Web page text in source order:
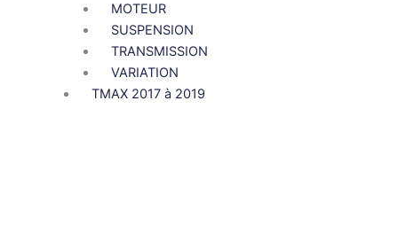
MOTEUR
SUSPENSION
TRANSMISSION
VARIATION
TMAX 2017 à 2019